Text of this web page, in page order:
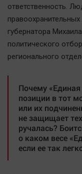
Общество
Политика
Экономика
Мнения
Спорт
Технологии
ответственность.
губернатора
политического
регионального
Почему
позиции в тот
или их
не защищает
ручалась?
о каком весе
если ее так